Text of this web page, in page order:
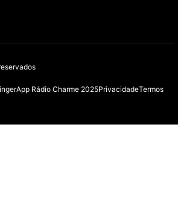
App Rádio Charme 2025PrivacidadeTermos